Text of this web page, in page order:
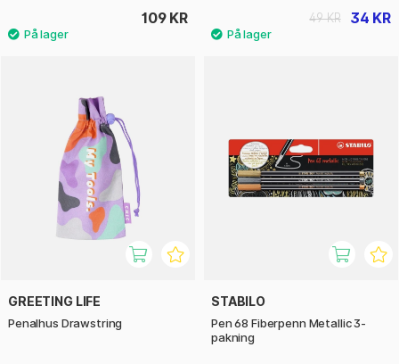
109 KR 34 KR
49 KR
GREETING LIFE
Penalhus Drawstring
STABILO
Pen 68 Fiberpenn Metallic 3-
pakning